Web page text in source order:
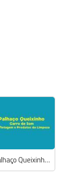
Palhaço Queixinho Carro de Som, Panfletagem e Produtos de Limpeza